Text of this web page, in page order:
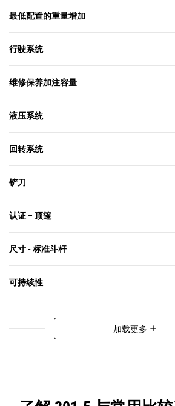
最低配置的重量增加
行驶系统
维修保养加注容量
液压系统
回转系统
铲刀
认证 – 顶篷
尺寸 - 标准斗杆
可持续性
加载更多 add